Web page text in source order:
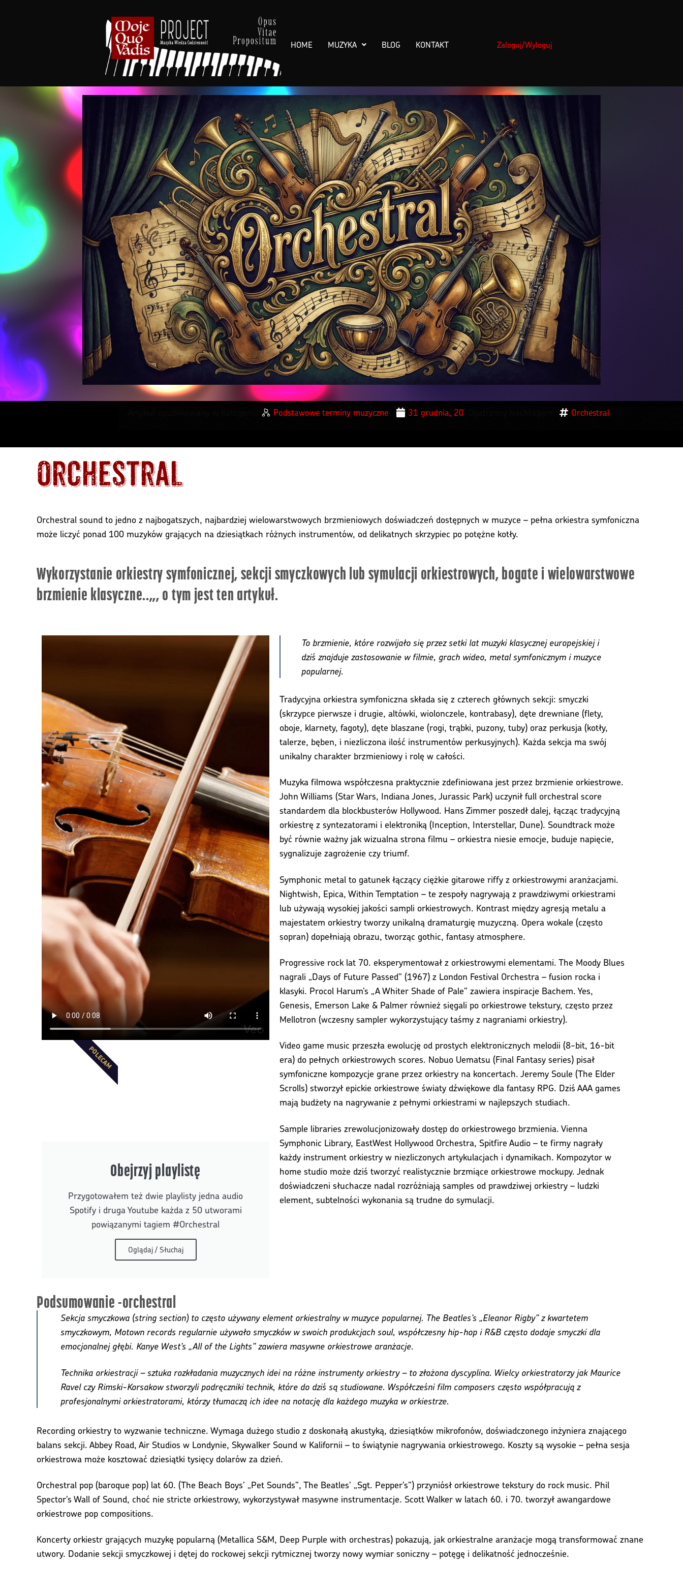
HOME MUZYKA BLOG KONTAKT Zaloguj/Wyloguj
Podstawowe terminy muzyczne 31 grudnia, 2025 Orchestral
Orchestral
Orchestral sound to jedno z najbogatszych, najbardziej wielowarstwowych brzmieniowych doświadczeń dostępnych w muzyce – pełna orkiestra symfoniczna
może liczyć ponad 100 muzyków grających na dziesiątkach różnych instrumentów, od delikatnych skrzypiec po potężne kotły.
Wykorzystanie orkiestry symfonicznej, sekcji smyczkowych lub symulacji orkiestrowych, bogate i wielowarstwowe
brzmienie klasyczne..,,, o tym jest ten artykuł.
Obejrzyj playlistę
Przygotowałem też dwie playlisty jedna audio
Spotify i druga Youtube każda z 50 utworami
powiązanymi tagiem #Orchestral
Oglądaj / Słuchaj
POLECAM
To brzmienie, które rozwijało się przez setki lat muzyki klasycznej europejskiej i
dziś znajduje zastosowanie w filmie, grach wideo, metal symfonicznym i muzyce
popularnej.
Tradycyjna orkiestra symfoniczna składa się z czterech głównych sekcji: smyczki
(skrzypce pierwsze i drugie, altówki, wiolonczele, kontrabasy), dęte drewniane (flety,
oboje, klarnety, fagoty), dęte blaszane (rogi, trąbki, puzony, tuby) oraz perkusja (kotły,
talerze, bęben, i niezliczona ilość instrumentów perkusyjnych). Każda sekcja ma swój
unikalny charakter brzmieniowy i rolę w całości.
Muzyka filmowa współczesna praktycznie zdefiniowana jest przez brzmienie orkiestrowe.
John Williams (Star Wars, Indiana Jones, Jurassic Park) uczynił full orchestral score
standardem dla blockbusterów Hollywood. Hans Zimmer poszedł dalej, łącząc tradycyjną
orkiestrę z syntezatorami i elektroniką (Inception, Interstellar, Dune). Soundtrack może
być równie ważny jak wizualna strona filmu – orkiestra niesie emocje, buduje napięcie,
sygnalizuje zagrożenie czy triumf.
Symphonic metal to gatunek łączący ciężkie gitarowe riffy z orkiestrowymi aranżacjami.
Nightwish, Epica, Within Temptation – te zespoły nagrywają z prawdziwymi orkiestrami
lub używają wysokiej jakości sampli orkiestrowych. Kontrast między agresją metalu a
majestatem orkiestry tworzy unikalną dramaturgię muzyczną. Opera wokale (często
sopran) dopełniają obrazu, tworząc gothic, fantasy atmosphere.
Progressive rock lat 70. eksperymentował z orkiestrowymi elementami. The Moody Blues
nagrali „Days of Future Passed” (1967) z London Festival Orchestra – fusion rocka i
klasyki. Procol Harum’s „A Whiter Shade of Pale” zawiera inspiracje Bachem. Yes,
Genesis, Emerson Lake & Palmer również sięgali po orkiestrowe tekstury, często przez
Mellotron (wczesny sampler wykorzystujący taśmy z nagraniami orkiestry).
Video game music przeszła ewolucję od prostych elektronicznych melodii (8-bit, 16-bit
era) do pełnych orkiestrowych scores. Nobuo Uematsu (Final Fantasy series) pisał
symfoniczne kompozycje grane przez orkiestry na koncertach. Jeremy Soule (The Elder
Scrolls) stworzył epickie orkiestrowe światy dźwiękowe dla fantasy RPG. Dziś AAA games
mają budżety na nagrywanie z pełnymi orkiestrami w najlepszych studiach.
Sample libraries zrewolucjonizowały dostęp do orkiestrowego brzmienia. Vienna
Symphonic Library, EastWest Hollywood Orchestra, Spitfire Audio – te firmy nagrały
każdy instrument orkiestry w niezliczonych artykulacjach i dynamikach. Kompozytor w
home studio może dziś tworzyć realistycznie brzmiące orkiestrowe mockupy. Jednak
doświadczeni słuchacze nadal rozróżniają samples od prawdziwej orkiestry – ludzki
element, subtelności wykonania są trudne do symulacji.
Podsumowanie -orchestral
Sekcja smyczkowa (string section) to często używany element orkiestralny w muzyce popularnej. The Beatles’s „Eleanor Rigby” z kwartetem
smyczkowym, Motown records regularnie używało smyczków w swoich produkcjach soul, współczesny hip-hop i R&B często dodaje smyczki dla
emocjonalnej głębi. Kanye West’s „All of the Lights” zawiera masywne orkiestrowe aranżacje.
Technika orkiestracji – sztuka rozkładania muzycznych idei na różne instrumenty orkiestry – to złożona dyscyplina. Wielcy orkiestratorzy jak Maurice
Ravel czy Rimski-Korsakow stworzyli podręczniki technik, które do dziś są studiowane. Współcześni film composers często współpracują z
profesjonalnymi orkiestratorami, którzy tłumaczą ich idee na notację dla każdego muzyka w orkiestrze.
Recording orkiestry to wyzwanie techniczne. Wymaga dużego studio z doskonałą akustyką, dziesiątków mikrofonów, doświadczonego inżyniera znającego
balans sekcji. Abbey Road, Air Studios w Londynie, Skywalker Sound w Kalifornii – to świątynie nagrywania orkiestrowego. Koszty są wysokie – pełna sesja
orkiestrowa może kosztować dziesiątki tysięcy dolarów za dzień.
Orchestral pop (baroque pop) lat 60. (The Beach Boys’ „Pet Sounds”, The Beatles’ „Sgt. Pepper’s”) przyniósł orkiestrowe tekstury do rock music. Phil
Spector’s Wall of Sound, choć nie stricte orkiestrowy, wykorzystywał masywne instrumentacje. Scott Walker w latach 60. i 70. tworzył awangardowe
orkiestrowe pop compositions.
Koncerty orkiestr grających muzykę popularną (Metallica S&M, Deep Purple with orchestras) pokazują, jak orkiestralne aranżacje mogą transformować znane
utwory. Dodanie sekcji smyczkowej i dętej do rockowej sekcji rytmicznej tworzy nowy wymiar soniczny – potęgę i delikatność jednocześnie.